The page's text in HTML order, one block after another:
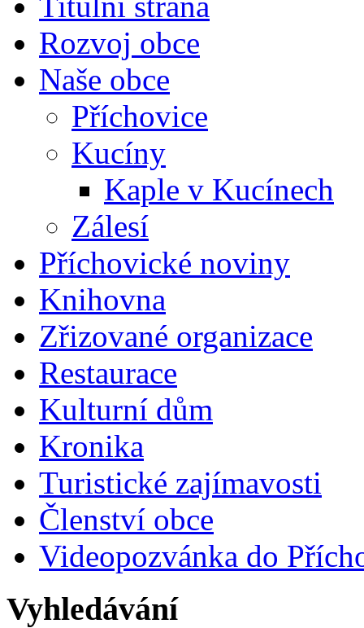
Rozvoj obce
Naše obce
Příchovice
Kucíny
Kaple v Kucínech
Zálesí
Příchovické noviny
Knihovna
Zřizované organizace
Restaurace
Kulturní dům
Kronika
Turistické zajímavosti
Členství obce
Videopozvánka do
Vyhledávání